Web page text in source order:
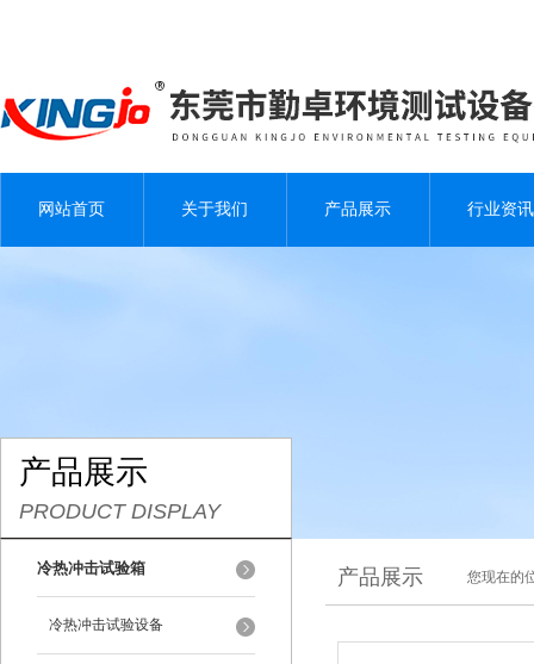
网站首页 关于我们 产品展示 行业资讯
产品展示
PRODUCT DISPLAY
冷热冲击试验箱
冷热冲击试验设备
产品展示 您现在的